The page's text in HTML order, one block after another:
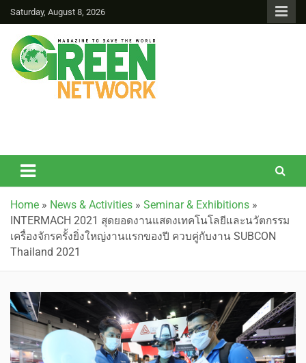
Saturday, August 8, 2026
Home » News & Activities » Seminar & Exhibitions »
INTERMACH 2021 สุดยอดงานแสดงเทคโนโลยีและนวัตกรรม
เครื่องจักรครั้งยิ่งใหญ่งานแรกของปี ควบคู่กับงาน SUBCON
Thailand 2021